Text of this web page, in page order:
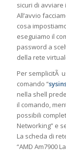
sicuri di avviare
All’avvio
cosa
eseguiamo il
password a
della rete
Per semplicitÃ
comando “
nella shell
il comando,
possibili
Networking” e
La scheda di
“AMD Am7900